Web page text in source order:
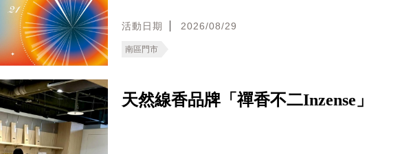
活動日期 2026/08/29
南區門市
天然線香品牌「禪香不二Inzense」